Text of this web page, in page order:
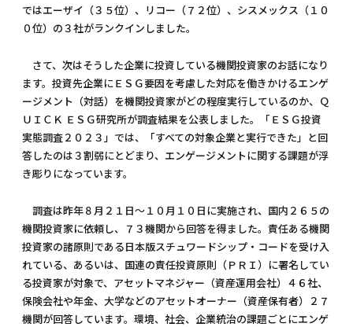
ではエーザイ（３５位）、リコー（７２位）、シスメックス（１０
０位）の３社がランクインしました。
さて、次はそうした企業に投資している機関投資家のお話になり
ます。投資先企業にＥＳＧ要因を考慮した対応を働きかけるエンゲ
ージメント（対話）を機関投資家がどの程度実行しているのか、Ｑ
ＵＩＣＫ ＥＳＧ研究所が調査結果を公表しました。「ＥＳＧ投資
実態調査２０２３」では、「すべての対象企業と実行できた」と回
答したのは３割弱にとどまり、エンゲージメントに関する課題が浮
き彫りになっています。
調査は昨年８月２１日～１０月１０日に実施され、国内２６５の
機関投資家に依頼し、７３機関から回答を得ました。責任ある機関
投資家の諸原則である日本版スチュワードシップ・コードを受け入
れている、あるいは、国連の責任投資原則（ＰＲＩ）に署名してい
る投資家が対象で、アセットマネジャー（資産運用会社）４６社、
保険会社や年金、大学などのアセットオーナー（資産保有者）２７
機関が回答しています。環境、社会、企業統治の課題ごとにエンゲ